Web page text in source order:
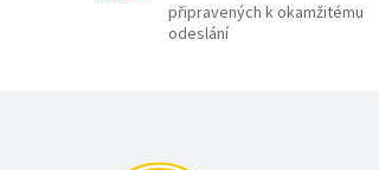
připravených k okamžitému
odeslání